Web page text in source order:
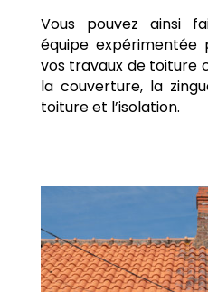
Vous pouvez ainsi
équipe expérimentée
vos travaux de toiture
la couverture, la
toiture et l’isolation.